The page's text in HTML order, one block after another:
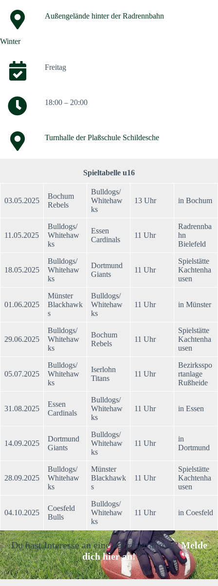
Außengelände hinter der Radrennbahn
Winter
Freitag
18:00 – 20:00
Turnhalle der Plaßschule Schildesche
Spieltabelle u16
03.05.2025
Bochum
Rebels
Bulldogs/
Whitehaw
ks
13 Uhr in Bochum
11.05.2025
Bulldogs/
Whitehaw
ks
Essen
Cardinals
11 Uhr
Radrennba
hn
Bielefeld
18.05.2025
Bulldogs/
Whitehaw
ks
Dortmund
Giants
11 Uhr
Spielstätte
Kachtenha
usen
01.06.2025
Münster
Blackhawk
s
Bulldogs/
Whitehaw
ks
11 Uhr in Münster
29.06.2025
Bulldogs/
Whitehaw
ks
Bochum
Rebels
11 Uhr
Spielstätte
Kachtenha
usen
05.07.2025
Bulldogs/
Whitehaw
ks
Iserlohn
Titans
11 Uhr
Bezirksspo
rtanlage
Rußheide
31.08.2025
Essen
Cardinals
Bulldogs/
Whitehaw
ks
11 Uhr in Essen
14.09.2025
Dortmund
Giants
Bulldogs/
Whitehaw
ks
11 Uhr
in
Dortmund
28.09.2025
Bulldogs/
Whitehaw
ks
Münster
Blackhawk
s
11 Uhr
Spielstätte
Kachtenha
usen
04.10.2025
Coesfeld
Bulls
Bulldogs/
Whitehaw
ks
11 Uhr in Coesfeld
Du hast Interesse an einem Probetraining?Melde
dich hier an!